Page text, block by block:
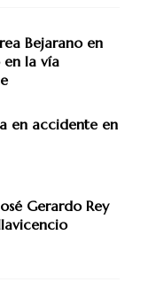
Bejarano en
la vía
en accidente en
Gerardo Rey